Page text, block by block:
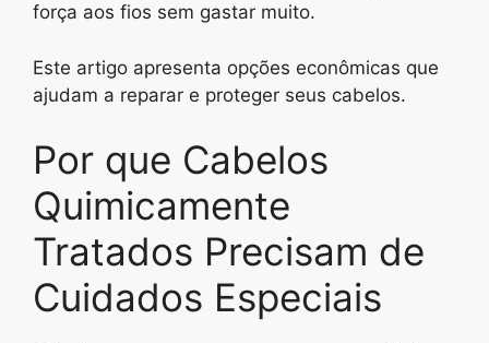
força aos fios sem gastar muito.
Este artigo apresenta opções econômicas que
ajudam a reparar e proteger seus cabelos.
Por que Cabelos
Quimicamente
Tratados Precisam de
Cuidados Especiais